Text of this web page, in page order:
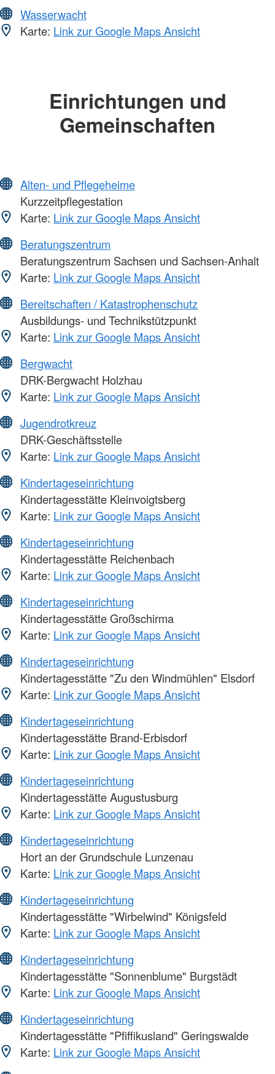
Wasserwacht
Karte: Link zur Google Maps Ansicht
Einrichtungen und
Gemeinschaften
Alten- und Pflegeheime
Kurzzeitpflegestation
Karte: Link zur Google Maps Ansicht
Beratungszentrum
Beratungszentrum Sachsen und Sachsen-Anhalt
Karte: Link zur Google Maps Ansicht
Bereitschaften / Katastrophenschutz
Ausbildungs- und Technikstützpunkt
Karte: Link zur Google Maps Ansicht
Bergwacht
DRK-Bergwacht Holzhau
Karte: Link zur Google Maps Ansicht
Jugendrotkreuz
DRK-Geschäftsstelle
Karte: Link zur Google Maps Ansicht
Kindertageseinrichtung
Kindertagesstätte Kleinvoigtsberg
Karte: Link zur Google Maps Ansicht
Kindertageseinrichtung
Kindertagesstätte Reichenbach
Karte: Link zur Google Maps Ansicht
Kindertageseinrichtung
Kindertagesstätte Großschirma
Karte: Link zur Google Maps Ansicht
Kindertageseinrichtung
Kindertagesstätte "Zu den Windmühlen" Elsdorf
Karte: Link zur Google Maps Ansicht
Kindertageseinrichtung
Kindertagesstätte Brand-Erbisdorf
Karte: Link zur Google Maps Ansicht
Kindertageseinrichtung
Kindertagesstätte Augustusburg
Karte: Link zur Google Maps Ansicht
Kindertageseinrichtung
Hort an der Grundschule Lunzenau
Karte: Link zur Google Maps Ansicht
Kindertageseinrichtung
Kindertagesstätte "Wirbelwind" Königsfeld
Karte: Link zur Google Maps Ansicht
Kindertageseinrichtung
Kindertagesstätte "Sonnenblume" Burgstädt
Karte: Link zur Google Maps Ansicht
Kindertageseinrichtung
Kindertagesstätte "Pfiffikusland" Geringswalde
Karte: Link zur Google Maps Ansicht